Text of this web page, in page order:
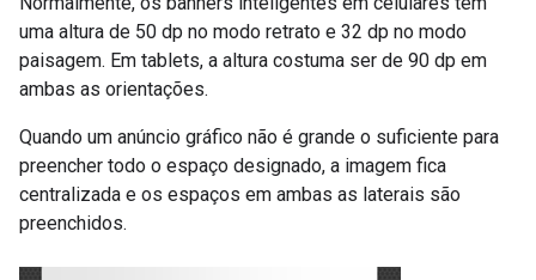
uma altura de 50 dp no modo retrato e 32 dp no modo
paisagem. Em tablets, a altura costuma ser de 90 dp em
ambas as orientações.
Quando um anúncio gráfico não é grande o suficiente para
preencher todo o espaço designado, a imagem fica
centralizada e os espaços em ambas as laterais são
preenchidos.